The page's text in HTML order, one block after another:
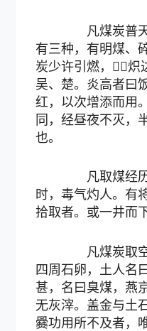
凡煤炭普天
有三种，有明煤、
炭少许引燃，炽
吴、楚。炎高者曰
红，以次增添而用
同，经昼夜不灭，
也。
凡取煤经历
时，毒气灼人。有
拾取者。或一井而
凡煤炭取空
四周石卵，土人名
甚，名曰臭煤，燕
无灰滓。盖金与土
爨功用所不及者，